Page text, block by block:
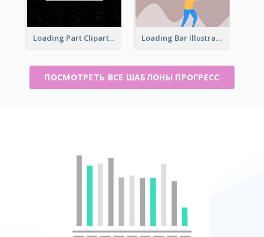
Loading Part Clipart Loading Bar Illustration
ПОСМОТРЕТЬ ВСЕ ШАБЛОНЫ ПРОГРЕСС